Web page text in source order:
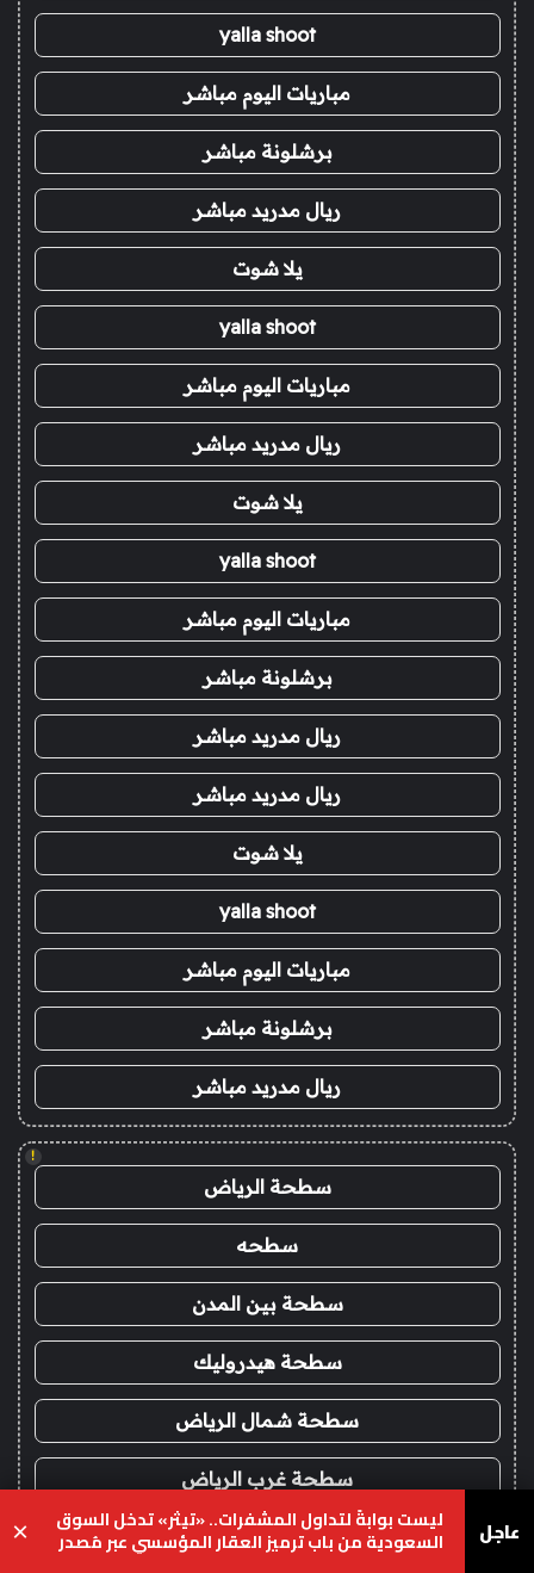
yalla shoot
مباريات اليوم مباشر
برشلونة مباشر
ريال مدريد مباشر
يلا شوت
yalla shoot
مباريات اليوم مباشر
ريال مدريد مباشر
يلا شوت
yalla shoot
مباريات اليوم مباشر
برشلونة مباشر
ريال مدريد مباشر
ريال مدريد مباشر
يلا شوت
yalla shoot
مباريات اليوم مباشر
برشلونة مباشر
ريال مدريد مباشر
!
سطحة الرياض
سطحه
سطحة بين المدن
سطحة هيدروليك
سطحة شمال الرياض
سطحة غرب الرياض
سطحة جنوب الرياض عاجل ليست بوابةً لتداول المشفرات.. «تيثر» تدخل السوق
السعودية من باب ترميز العقار المؤسسي عبر مُصدر ×